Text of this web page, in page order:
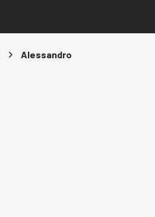
Alessandro